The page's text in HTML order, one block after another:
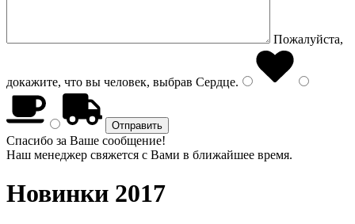
Пожалуйста,
докажите, что вы человек, выбрав Сердце.
Спасибо за Ваше сообщение!
Наш менеджер свяжется с Вами в ближайшее время.
Новинки 2017